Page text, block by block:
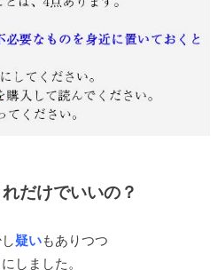
だけでいいの？
疑いもありつつ
しました。